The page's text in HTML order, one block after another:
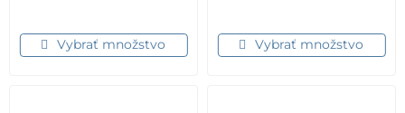
Vybrať množstvo Vybrať množstvo